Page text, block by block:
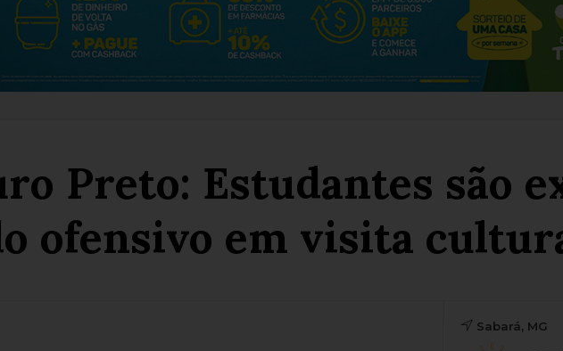
Preto: Estudantes são
ofensivo em visita
Sabará, MG